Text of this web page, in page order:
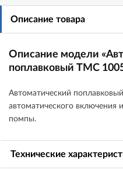
Описание товара
Описание модели
поплавковый TMC
Автоматический
автоматического включения
помпы.
Технические